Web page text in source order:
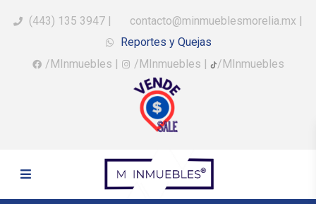
(443) 135 3947 | contacto@minmueblesmorelia.mx |
Reportes y Quejas
/MInmuebles | /MInmuebles | /MInmuebles